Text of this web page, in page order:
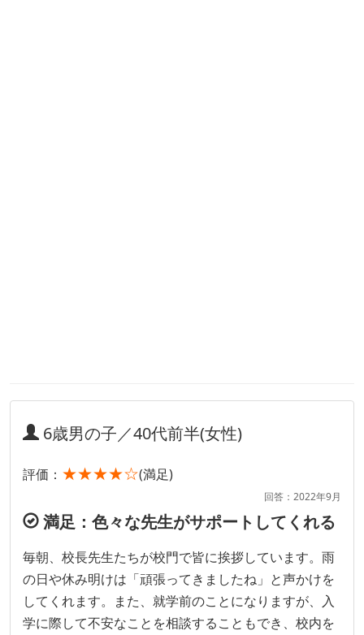
6歳男の子／40代前半(女性)
評価： ★★★★☆(満足)
回答：2022年9月
満足：色々な先生がサポートしてくれる
毎朝、校長先生たちが校門で皆に挨拶しています。雨
の日や休み明けは「頑張ってきましたね」と声かけを
してくれます。また、就学前のことになりますが、入
学に際して不安なことを相談することもでき、校内を